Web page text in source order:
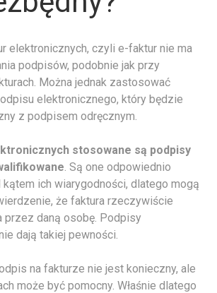
elektronicznych, czyli e-faktur nie ma
podpisów, podobnie jak przy
Można jednak zastosować
elektronicznego, który będzie
z podpisem odręcznym.
stosowane są podpisy
. Są one odpowiednio
ich wiarygodności, dlatego mogą
że faktura rzeczywiście
przez daną osobę. Podpisy
dają takiej pewności.
na fakturze nie jest konieczny, ale
może być pomocny. Właśnie dlatego